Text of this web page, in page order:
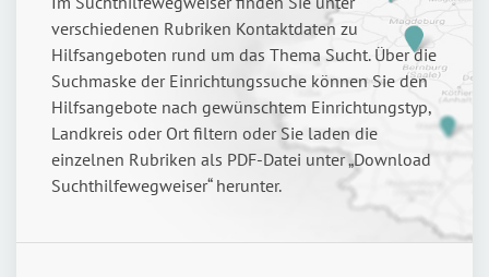
verschiedenen Rubriken Kontaktdaten zu
Hilfsangeboten rund um das Thema Sucht. Über die
Suchmaske der Einrichtungssuche können Sie den
Hilfsangebote nach gewünschtem Einrichtungstyp,
Landkreis oder Ort filtern oder Sie laden die
einzelnen Rubriken als PDF-Datei unter „Download
Suchthilfewegweiser“ herunter.